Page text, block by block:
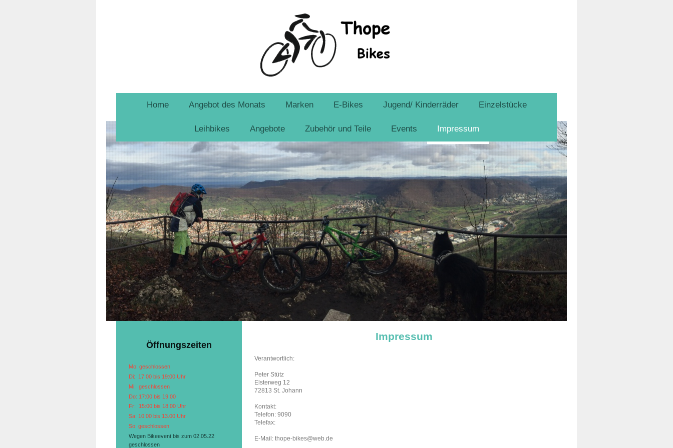
Home Angebot des Monats Marken E-Bikes Jugend/ Kinderräder Einzelstücke
Leihbikes Angebote Zubehör und Teile Events Impressum
Impressum
Verantwortlich:
Peter Stütz
Elsterweg 12
72813 St. Johann
Kontakt:
Telefon: 9090
Telefax:
E-Mail: thope-bikes@web.de
Öffnungszeiten
Mo: geschlossen
Di: 17:00 bis 19:00 Uhr
Mi: geschlossen
Do: 17:00 bis 19:00
Fr: 15:00 bis 18:00 Uhr
Sa: 10:00 bis 13.00 Uhr
So: geschlossen
Wegen Bikeevent bis zum 02.05.22
geschlossen